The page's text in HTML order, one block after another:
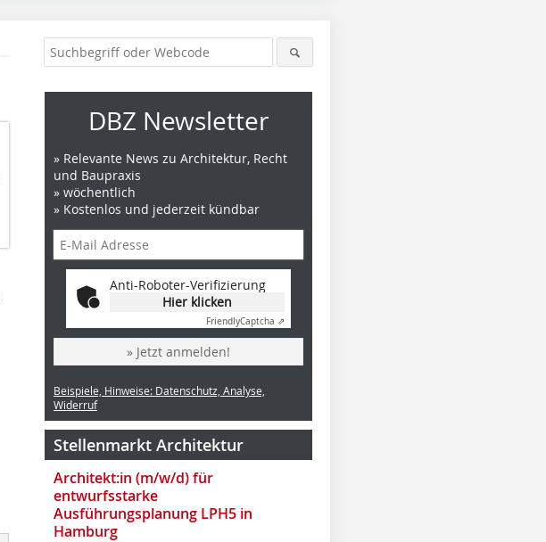
DBZ Newsletter
» Relevante News zu Architektur, Recht
und Baupraxis
» wöchentlich
» Kostenlos und jederzeit kündbar
Anti-Roboter-Verifizierung
Hier klicken
FriendlyCaptcha ⇗
» Jetzt anmelden!
Beispiele, Hinweise: Datenschutz, Analyse,
Widerruf
Stellenmarkt Architektur
Architekt:in (m/w/d) für
entwurfsstarke
Ausführungsplanung LPH5 in
Hamburg